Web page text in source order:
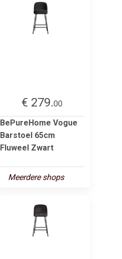
€ 279.00
BePureHome Vogue
Barstoel 65cm
Fluweel Zwart
Meerdere shops